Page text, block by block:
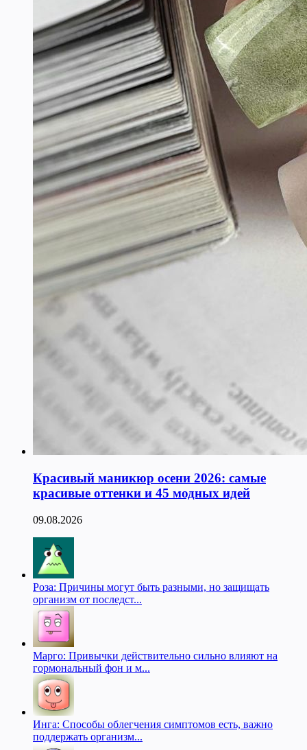
Красивый маникюр осени 2026: самые
красивые оттенки и 45 модных идей
09.08.2026
Роза: Причины могут быть разными, но защищать
организм от последст...
Марго: Привычки действительно сильно влияют на
гормональный фон и м...
Инга: Способы облегчения симптомов есть, важно
поддержать организм...